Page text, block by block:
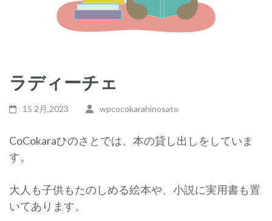
ラディーチェ
15 2月,2023 wpcocokarahinosato
CoCokaraひのさとでは、本の貸し出しをしていま
す。
大人も子供もたのしめる絵本や、小説に実用書も置
いてあります。